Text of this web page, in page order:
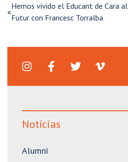
«
Hemos vivido el Educant de Cara al
Futur con Francesc Torralba
Notícias
Alumni